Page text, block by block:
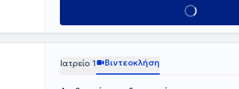
Κλείσε ραντεβού
Ιατρείο 1 Βιντεοκλήση